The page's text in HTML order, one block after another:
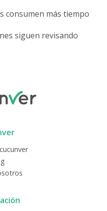
consumen más tiempo
siguen revisando